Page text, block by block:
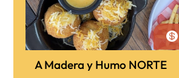

A Madera y Humo NORTE